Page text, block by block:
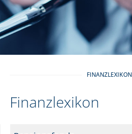
FINANZLEXIKON
Finanzlexikon